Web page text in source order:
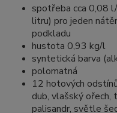
spotřeba cca 0,08
litru) pro jeden
podkladu
hustota 0,93 kg/l
syntetická barva
polomatná
12 hotových
dub, vlašský ořech,
palisandr, světle